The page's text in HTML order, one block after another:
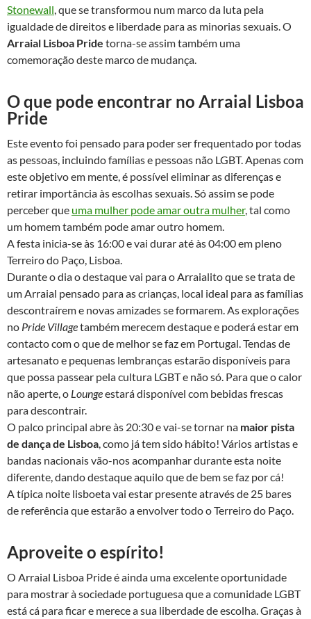
Stonewall , que se transformou num marco da luta pela
igualdade de direitos e liberdade para as minorias sexuais. O
Arraial Lisboa Pride torna-se assim também uma
comemoração deste marco de mudança.
O que pode encontrar no Arraial Lisboa
Pride
Este evento foi pensado para poder ser frequentado por todas
as pessoas, incluindo famílias e pessoas não LGBT. Apenas com
este objetivo em mente, é possível eliminar as diferenças e
retirar importância às escolhas sexuais. Só assim se pode
perceber que uma mulher pode amar outra mulher, tal como
um homem também pode amar outro homem.
A festa inicia-se às 16:00 e vai durar até às 04:00 em pleno
Terreiro do Paço, Lisboa.
Durante o dia o destaque vai para o Arraialito que se trata de
um Arraial pensado para as crianças, local ideal para as famílias
descontraírem e novas amizades se formarem. As explorações
no Pride Villagetambém merecem destaque e poderá estar em
contacto com o que de melhor se faz em Portugal. Tendas de
artesanato e pequenas lembranças estarão disponíveis para
que possa passear pela cultura LGBT e não só. Para que o calor
não aperte, o Loungeestará disponível com bebidas frescas
para descontrair.
O palco principal abre às 20:30 e vai-se tornar na maior pista
de dança de Lisboa , como já tem sido hábito! Vários artistas e
bandas nacionais vão-nos acompanhar durante esta noite
diferente, dando destaque aquilo que de bem se faz por cá!
A típica noite lisboeta vai estar presente através de 25 bares
de referência que estarão a envolver todo o Terreiro do Paço.
Aproveite o espírito!
O Arraial Lisboa Pride é ainda uma excelente oportunidade
para mostrar à sociedade portuguesa que a comunidade LGBT
está cá para ficar e merece a sua liberdade de escolha. Graças à